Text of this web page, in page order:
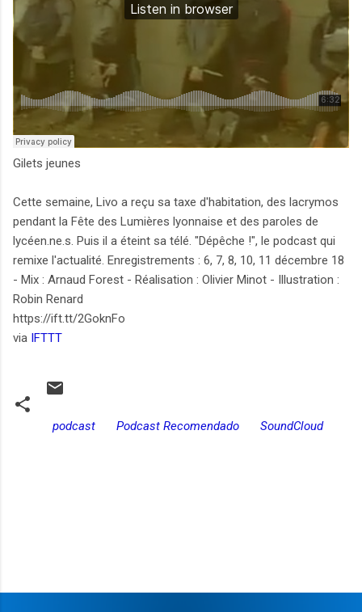
Gilets jeunes
Cette semaine, Livo a reçu sa taxe d'habitation, des lacrymos
pendant la Fête des Lumières lyonnaise et des paroles de
lycéen.ne.s. Puis il a éteint sa télé. "Dépêche !", le podcast qui
remixe l'actualité. Enregistrements : 6, 7, 8, 10, 11 décembre 18
- Mix : Arnaud Forest - Réalisation : Olivier Minot - Illustration :
Robin Renard
https://ift.tt/2GoknFo
via IFTTT
podcast Podcast Recomendado SoundCloud